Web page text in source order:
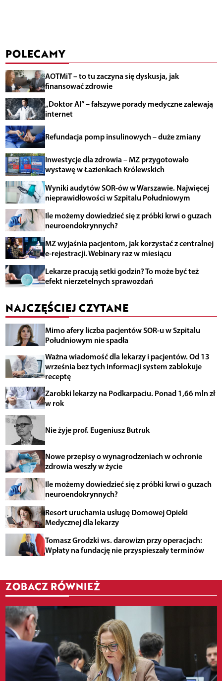
POLECAMY
AOTMiT – to tu zaczyna się dyskusja, jak
finansować zdrowie
„Doktor AI” – fałszywe porady medyczne zalewają
internet
Refundacja pomp insulinowych – duże zmiany
Inwestycje dla zdrowia – MZ przygotowało
wystawę w Łazienkach Królewskich
Wyniki audytów SOR-ów w Warszawie. Najwięcej
nieprawidłowości w Szpitalu Południowym
Ile możemy dowiedzieć się z próbki krwi o guzach
neuroendokrynnych?
MZ wyjaśnia pacjentom, jak korzystać z centralnej
e-rejestracji. Webinary raz w miesiącu
Lekarze pracują setki godzin? To może być też
efekt nierzetelnych sprawozdań
NAJCZĘŚCIEJ CZYTANE
Mimo afery liczba pacjentów SOR-u w Szpitalu
Południowym nie spadła
Ważna wiadomość dla lekarzy i pacjentów. Od 13
września bez tych informacji system zablokuje
receptę
Zarobki lekarzy na Podkarpaciu. Ponad 1,66 mln zł
w rok
Nie żyje prof. Eugeniusz Butruk
Nowe przepisy o wynagrodzeniach w ochronie
zdrowia weszły w życie
Ile możemy dowiedzieć się z próbki krwi o guzach
neuroendokrynnych?
Resort uruchamia usługę Domowej Opieki
Medycznej dla lekarzy
Tomasz Grodzki ws. darowizn przy operacjach:
Wpłaty na fundację nie przyspieszały terminów
ZOBACZ RÓWNIEŻ